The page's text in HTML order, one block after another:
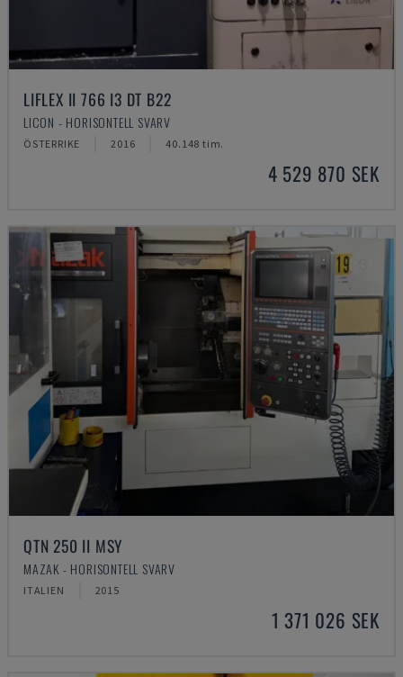
LIFLEX II 766 I3 DT B22
LICON - HORISONTELL SVARV
ÖSTERRIKE 2016 40.148 tim.
4 529 870 SEK
QTN 250 II MSY
MAZAK - HORISONTELL SVARV
ITALIEN 2015
1 371 026 SEK